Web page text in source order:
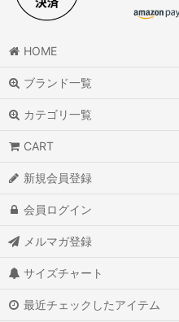
HOME
ブランド一覧
カテゴリ一覧
CART
新規会員登録
会員ログイン
メルマガ登録
サイズチャート
最近チェックしたアイテム